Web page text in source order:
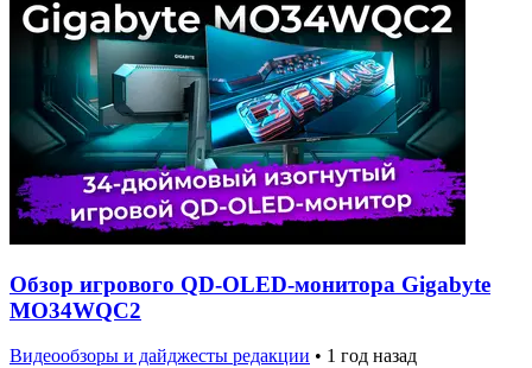
Обзор игрового QD-OLED-монитора Gigabyte
MO34WQC2
Видеообзоры и дайджесты редакции • 1 год назад